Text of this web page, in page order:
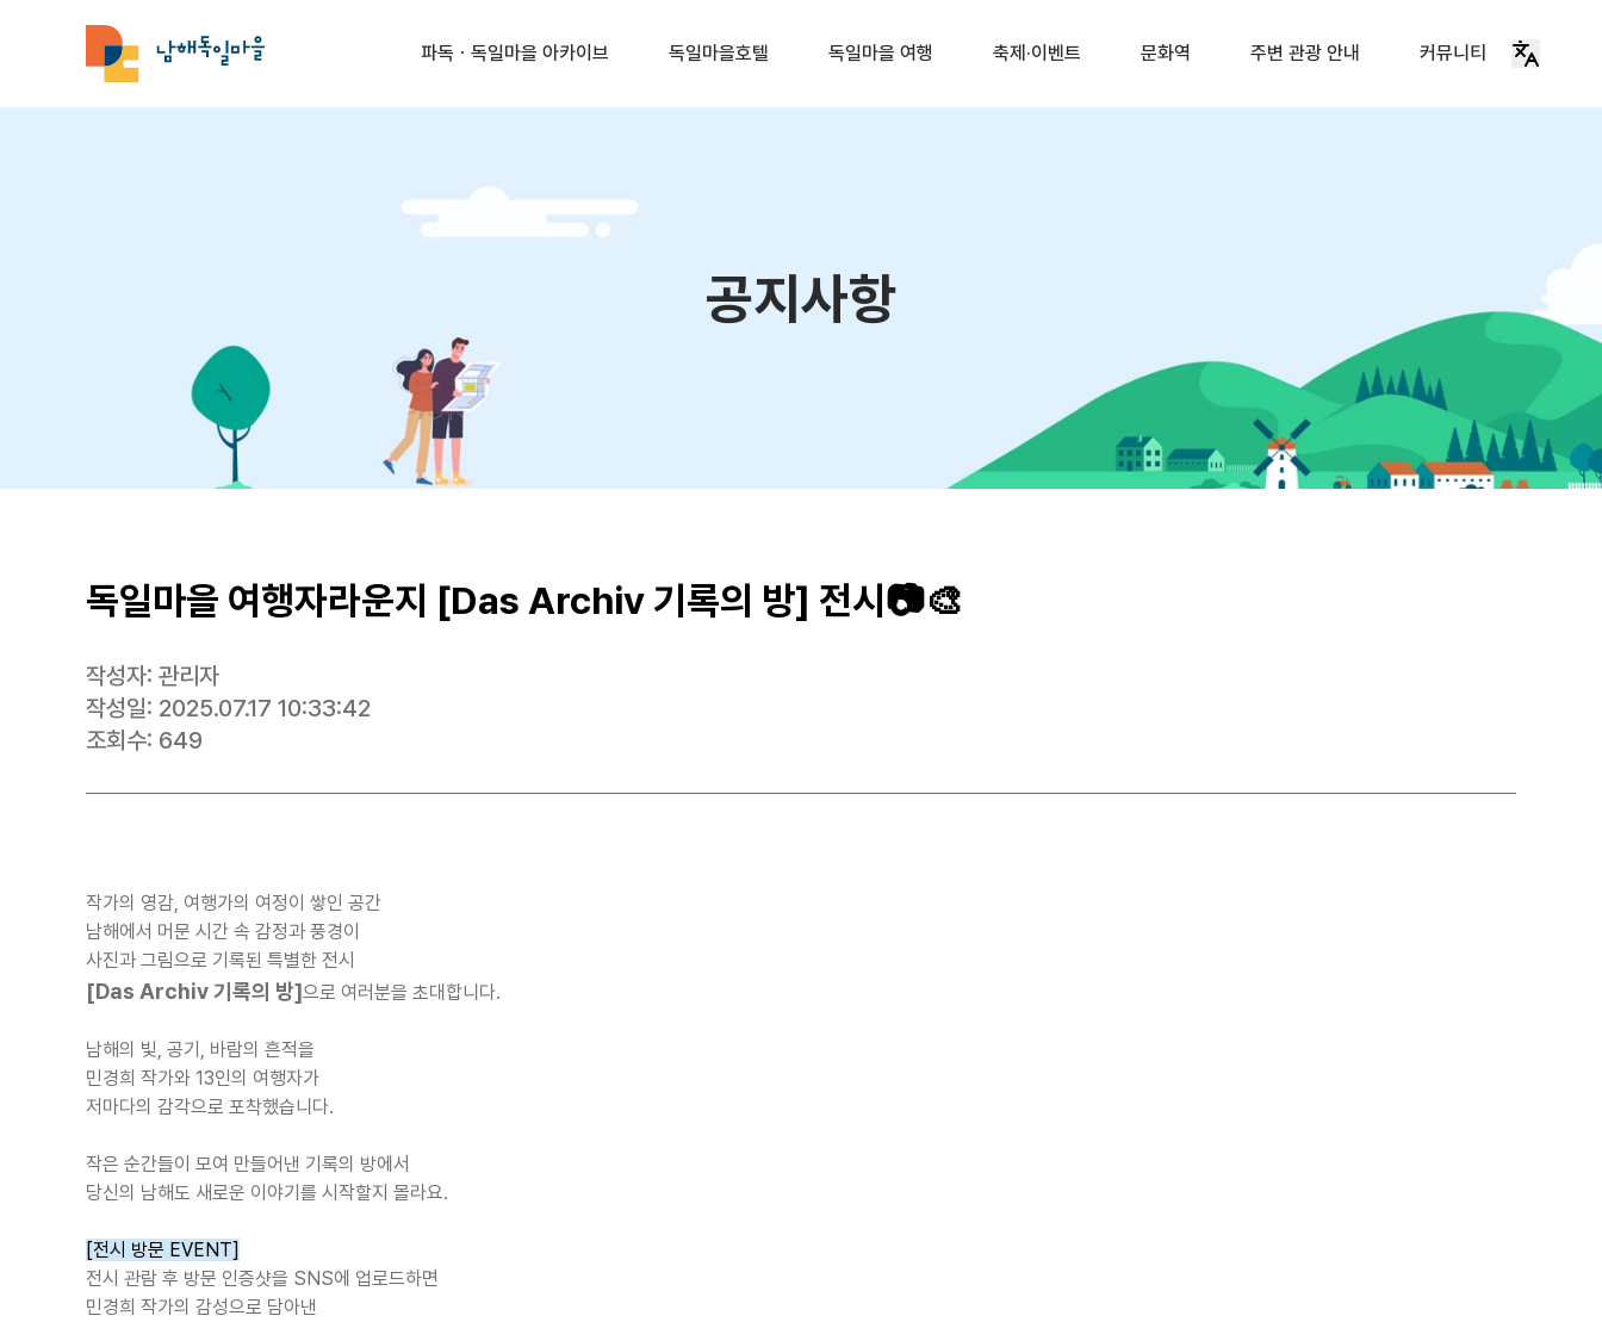
파독ㆍ독일마을 아카이브 독일마을호텔 독일마을 여행 축제·이벤트 문화역 주변 관광 안내 커뮤니티
공지사항
독일마을 여행자라운지 [Das Archiv 기록의 방] 전시📷🎨
작성자: 관리자
작성일: 2025.07.17 10:33:42
조회수: 649
작가의 영감, 여행가의 여정이 쌓인 공간
남해에서 머문 시간 속 감정과 풍경이
사진과 그림으로 기록된 특별한 전시
[Das Archiv 기록의 방]으로 여러분을 초대합니다.
남해의 빛, 공기, 바람의 흔적을
민경희 작가와 13인의 여행자가
저마다의 감각으로 포착했습니다.
작은 순간들이 모여 만들어낸 기록의 방에서
당신의 남해도 새로운 이야기를 시작할지 몰라요.
[전시 방문 EVENT]
전시 관람 후 방문 인증샷을 SNS에 업로드하면
민경희 작가의 감성으로 담아낸